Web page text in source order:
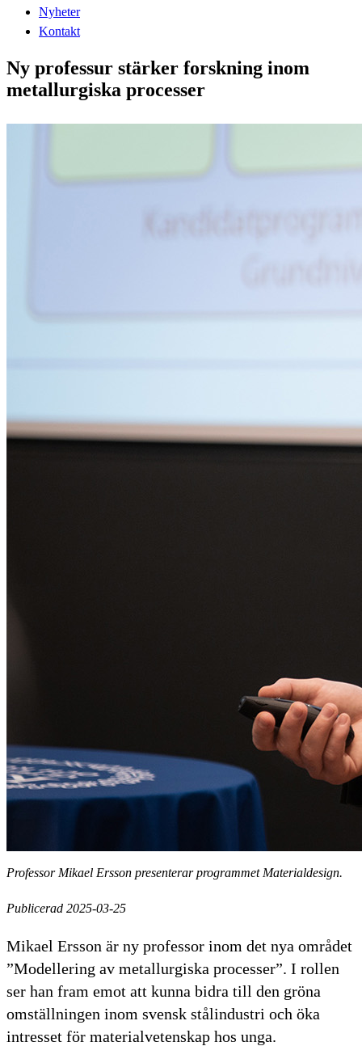
Nyheter
Kontakt
Ny professur stärker forskning inom
metallurgiska processer
Professor Mikael Ersson presenterar programmet Materialdesign.
Publicerad 2025-03-25
Mikael Ersson är ny professor inom det nya området
”Modellering av metallurgiska processer”. I rollen
ser han fram emot att kunna bidra till den gröna
omställningen inom svensk stålindustri och öka
intresset för materialvetenskap hos unga.